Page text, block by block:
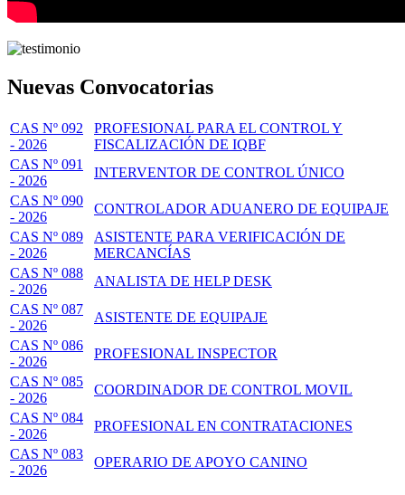
Nuevas Convocatorias
CAS Nº 092
- 2026
PROFESIONAL PARA EL CONTROL Y
FISCALIZACIÓN DE IQBF
CAS Nº 091
- 2026
INTERVENTOR DE CONTROL ÚNICO
CAS Nº 090
- 2026
CONTROLADOR ADUANERO DE EQUIPAJE
CAS Nº 089
- 2026
ASISTENTE PARA VERIFICACIÓN DE
MERCANCÍAS
CAS Nº 088
- 2026
ANALISTA DE HELP DESK
CAS Nº 087
- 2026
ASISTENTE DE EQUIPAJE
CAS Nº 086
- 2026
PROFESIONAL INSPECTOR
CAS Nº 085
- 2026
COORDINADOR DE CONTROL MOVIL
CAS Nº 084
- 2026
PROFESIONAL EN CONTRATACIONES
CAS Nº 083
- 2026
OPERARIO DE APOYO CANINO